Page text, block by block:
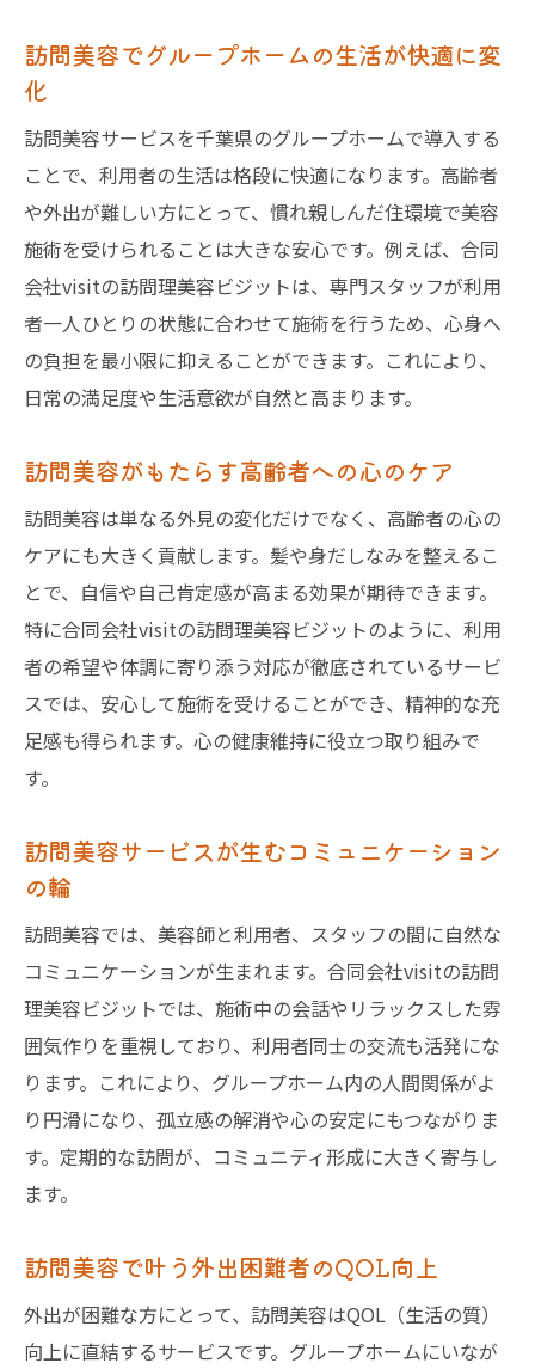
訪問美容でグループホームの生活が快適に変
化
訪問美容サービスを千葉県のグループホームで導入する
ことで、利用者の生活は格段に快適になります。高齢者
や外出が難しい方にとって、慣れ親しんだ住環境で美容
施術を受けられることは大きな安心です。例えば、合同
会社visitの訪問理美容ビジットは、専門スタッフが利用
者一人ひとりの状態に合わせて施術を行うため、心身へ
の負担を最小限に抑えることができます。これにより、
日常の満足度や生活意欲が自然と高まります。
訪問美容がもたらす高齢者への心のケア
訪問美容は単なる外見の変化だけでなく、高齢者の心の
ケアにも大きく貢献します。髪や身だしなみを整えるこ
とで、自信や自己肯定感が高まる効果が期待できます。
特に合同会社visitの訪問理美容ビジットのように、利用
者の希望や体調に寄り添う対応が徹底されているサービ
スでは、安心して施術を受けることができ、精神的な充
足感も得られます。心の健康維持に役立つ取り組みで
す。
訪問美容サービスが生むコミュニケーション
の輪
訪問美容では、美容師と利用者、スタッフの間に自然な
コミュニケーションが生まれます。合同会社visitの訪問
理美容ビジットでは、施術中の会話やリラックスした雰
囲気作りを重視しており、利用者同士の交流も活発にな
ります。これにより、グループホーム内の人間関係がよ
り円滑になり、孤立感の解消や心の安定にもつながりま
す。定期的な訪問が、コミュニティ形成に大きく寄与し
ます。
訪問美容で叶う外出困難者のQOL向上
外出が困難な方にとって、訪問美容はQOL（生活の質）
向上に直結するサービスです。グループホームにいなが